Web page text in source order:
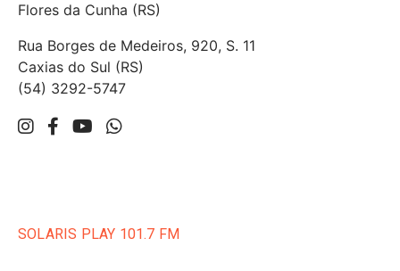
Flores da Cunha (RS)
Rua Borges de Medeiros, 920, S. 11
Caxias do Sul (RS)
(54) 3292-5747
SOLARIS PLAY 101.7 FM